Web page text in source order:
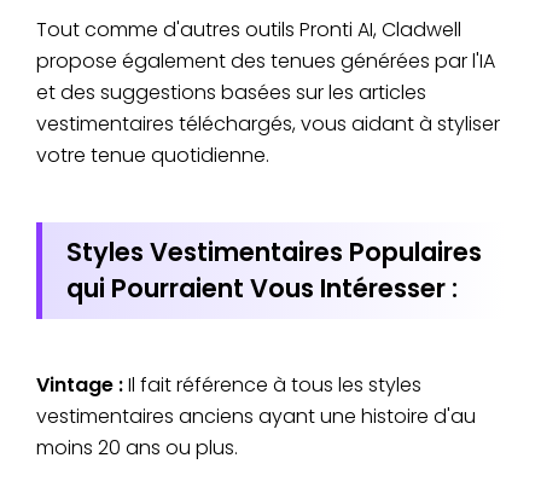
Tout comme d'autres outils Pronti AI, Cladwell
propose également des tenues générées par l'IA
et des suggestions basées sur les articles
vestimentaires téléchargés, vous aidant à styliser
votre tenue quotidienne.
Styles Vestimentaires Populaires
qui Pourraient Vous Intéresser :
Vintage :Il fait référence à tous les styles
vestimentaires anciens ayant une histoire d'au
moins 20 ans ou plus.